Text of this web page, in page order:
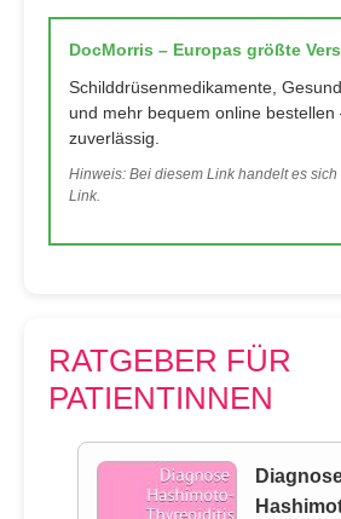
DocMorris – Europas größte
Schilddrüsenmedikamente,
und mehr bequem online bestellen
zuverlässig.
Hinweis: Bei diesem Link handelt es
Link.
RATGEBER FÜR
PATIENTINNEN